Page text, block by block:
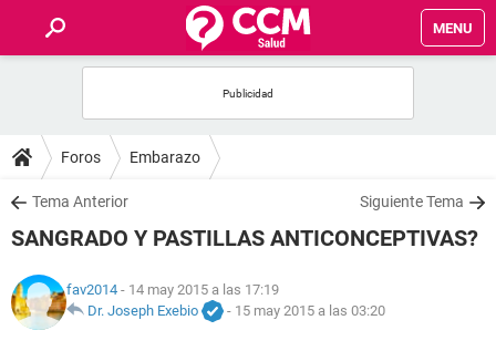
MENU
FOROS
SALUD
NUTRICIÓN
Foros Embarazo
Tema Anterior Siguiente Tema
SANGRADO Y PASTILLAS ANTICONCEPTIVAS?
fav2014 - 14 may 2015 a las 17:19
Dr. Joseph Exebio
- 15 may 2015 a las 03:20